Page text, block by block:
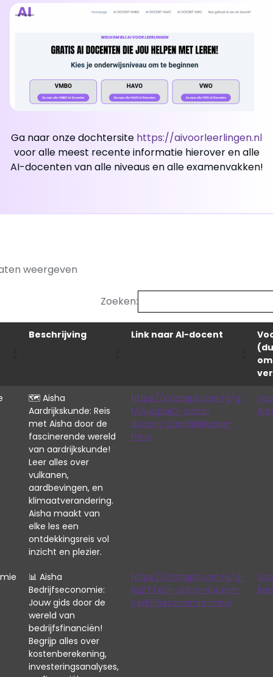
Ga naar onze dochtersite https://aivoorleerlingen.nl
voor alle meest recente informatie hierover en alle
AI-docenten van alle niveaus en alle examenvakken!
weergeven
Zoeken:
Beschrijving Link naar AI-docent
🗺️ Aisha
Aardrijkskunde: Reis
met Aisha door de
fascinerende wereld
van aardrijkskunde!
Leer alles over
vulkanen,
aardbevingen, en
klimaatverandering.
Aisha maakt van
elke les een
ontdekkingsreis vol
inzicht en plezier.
https://chatgpt.com/g/g-
M2ueqzuiO-aisha-
docent-aardrijkskunde-
havo
📊 Aisha
Bedrijfseconomie:
Jouw gids door de
wereld van
bedrijfsfinanciën!
Begrijp alles over
kostenberekening,
investeringsanalyses,
https://chatgpt.com/g/g-
RqZYTxOji-aisha-docent-
bedrijfseconomie-havo